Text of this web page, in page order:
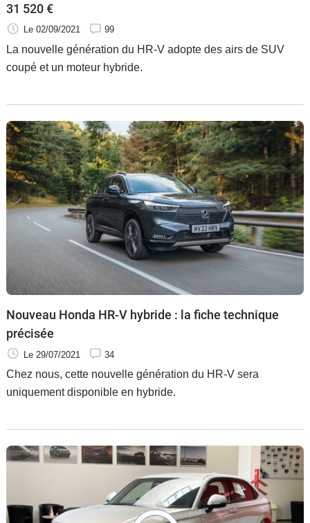
31 520 €
Le 02/09/2021 99
La nouvelle génération du HR-V adopte des airs de SUV
coupé et un moteur hybride.
Nouveau Honda HR-V hybride : la fiche technique
précisée
Le 29/07/2021 34
Chez nous, cette nouvelle génération du HR-V sera
uniquement disponible en hybride.